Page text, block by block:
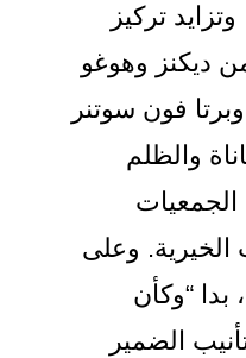
وهوغو
سوتنر
وعلى